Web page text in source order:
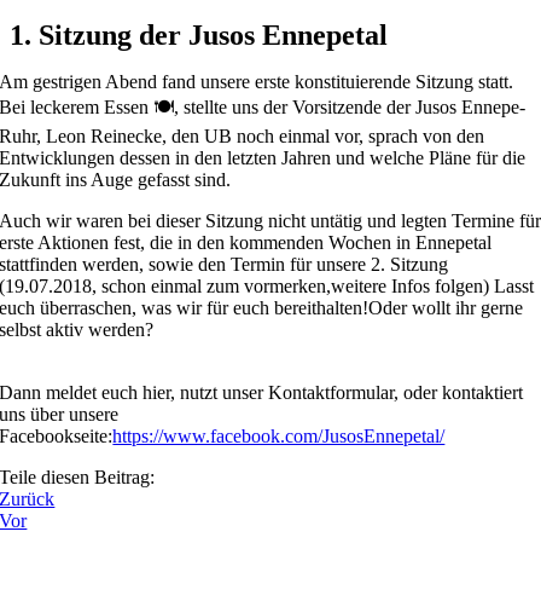
1. Sitzung der Jusos Ennepetal
Am gestrigen Abend fand unsere erste konstituierende Sitzung statt.
Bei leckerem Essen 🍽,️ stellte uns der Vorsitzende der Jusos Ennepe-
Ruhr, Leon Reinecke, den UB noch einmal vor, sprach von den
Entwicklungen dessen in den letzten Jahren und welche Pläne für die
Zukunft ins Auge gefasst sind.
Auch wir waren bei dieser Sitzung nicht untätig und legten Termine für
erste Aktionen fest, die in den kommenden Wochen in Ennepetal
stattfinden werden, sowie den Termin für unsere 2. Sitzung
(19.07.2018, schon einmal zum vormerken,weitere Infos folgen) Lasst
euch überraschen, was wir für euch bereithalten!Oder wollt ihr gerne
selbst aktiv werden?
Dann meldet euch hier, nutzt unser Kontaktformular, oder kontaktiert
uns über unsere
Facebookseite:https://www.facebook.com/JusosEnnepetal/
Teile diesen Beitrag:
Zurück
Vor